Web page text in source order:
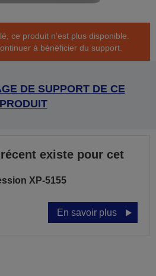
ce produit n’est plus disponible.
à bénéficier du support.
DE SUPPORT DE CE
PRODUIT
existe pour cet
XP-5155
En savoir plus